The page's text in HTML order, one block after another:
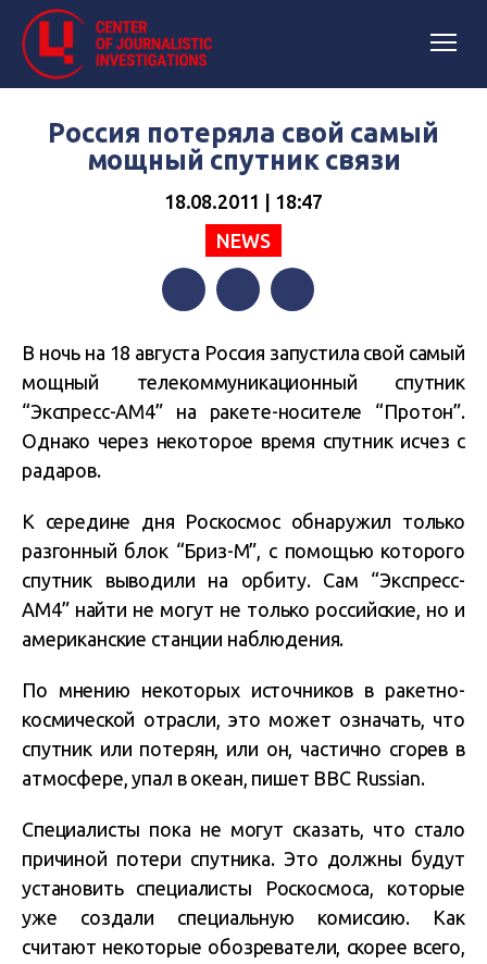
Россия потеряла свой ​​самый
мощный спутник связи
18.08.2011 | 18:47
NEWS
В ночь на 18 августа Россия запустила свой самый
мощный телекоммуникационный спутник
“Экспресс-АМ4” на ракете-носителе “Протон”.
Однако через некоторое время спутник исчез с
радаров.
К середине дня Роскосмос обнаружил только
разгонный блок “Бриз-М”, с помощью которого
спутник выводили на орбиту. Сам “Экспресс-
АМ4” найти не могут не только российские, но и
американские станции наблюдения.
По мнению некоторых источников в ракетно-
космической отрасли, это может означать, что
спутник или потерян, или он, частично сгорев в
атмосфере, упал в океан, пишет BBC Russian.
Специалисты пока не могут сказать, что стало
причиной потери спутника. Это должны будут
установить специалисты Роскосмоса, которые
уже создали специальную комиссию. Как
считают некоторые обозреватели, скорее всего,